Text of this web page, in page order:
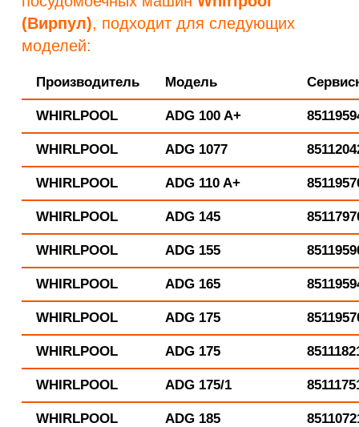
(Вирпул), подходит для следующих
моделей:
Производитель Модель
WHIRLPOOL ADG 100 A+
WHIRLPOOL ADG 1077
WHIRLPOOL ADG 110 A+
WHIRLPOOL ADG 145
WHIRLPOOL ADG 155
WHIRLPOOL ADG 165
WHIRLPOOL ADG 175
WHIRLPOOL ADG 175
WHIRLPOOL ADG 175/1
WHIRLPOOL ADG 185